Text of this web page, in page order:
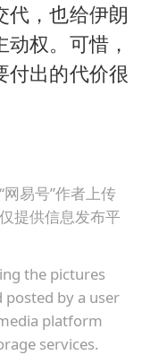
代，也给伊朗
权。可惜，
付出的代价很
易号”作者上传
提供信息发布平
the pictures
posted by a user
platform
services.